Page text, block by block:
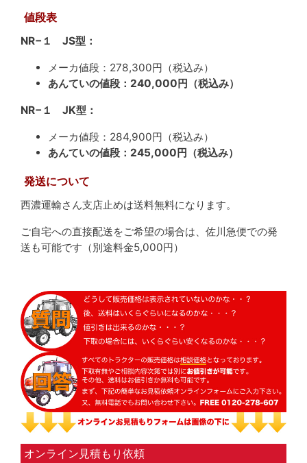
値段表
NR−１ JS型：
メーカ値段：278,300円（税込み）
あんていの値段：240,000円（税込み）
NR−１ JK型：
メーカ値段：284,900円（税込み）
あんていの値段：245,000円（税込み）
発送について
西濃運輸さん支店止めは送料無料になります。
ご自宅への直接配送をご希望の場合は、佐川急便での発
送も可能です（別途料金5,000円）
オンライン見積もり依頼